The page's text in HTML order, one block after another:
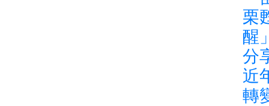
栗
醒
分
近
轉